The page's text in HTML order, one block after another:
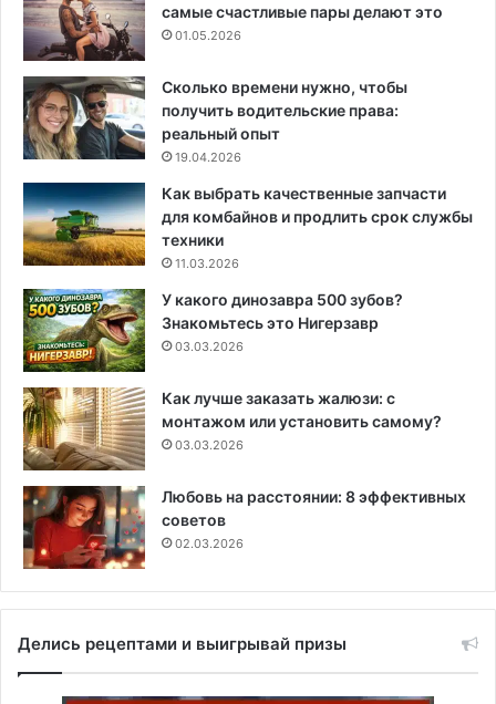
самые счастливые пары делают это
01.05.2026
Сколько времени нужно, чтобы
получить водительские права:
реальный опыт
19.04.2026
Как выбрать качественные запчасти
для комбайнов и продлить срок службы
техники
11.03.2026
У какого динозавра 500 зубов?
Знакомьтесь это Нигерзавр
03.03.2026
Как лучше заказать жалюзи: с
монтажом или установить самому?
03.03.2026
Любовь на расстоянии: 8 эффективных
советов
02.03.2026
Делись рецептами и выигрывай призы